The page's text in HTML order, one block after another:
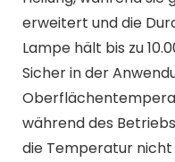
erweitert und die
Lampe hält bis zu
Sicher in der
während des
die Temperatur